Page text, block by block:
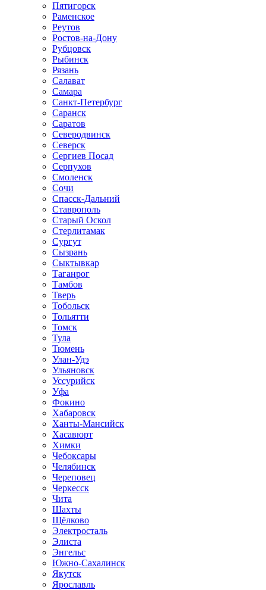
Пятигорск
Раменское
Реутов
Ростов-на-Дону
Рубцовск
Рыбинск
Рязань
Салават
Самара
Санкт-Петербург
Саранск
Саратов
Северодвинск
Северск
Сергиев Посад
Серпухов
Смоленск
Сочи
Спасск-Дальний
Ставрополь
Старый Оскол
Стерлитамак
Сургут
Сызрань
Сыктывкар
Таганрог
Тамбов
Тверь
Тобольск
Тольятти
Томск
Тула
Тюмень
Улан-Удэ
Ульяновск
Уссурийск
Уфа
Фокино
Хабаровск
Ханты-Мансийск
Хасавюрт
Химки
Чебоксары
Челябинск
Череповец
Черкесск
Чита
Шахты
Щёлково
Электросталь
Элиста
Энгельс
Южно-Сахалинск
Якутск
Ярославль